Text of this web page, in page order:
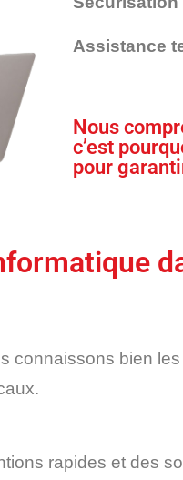
Assistance
Nous
c’est
pour
connaissons bien
rapides et des